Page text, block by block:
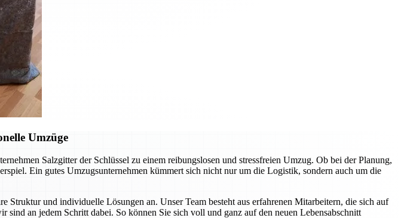
Umzüge
Salzgitter der Schlüssel zu einem reibungslosen und stressfreien Umzug. Ob bei der Planung,
Ein gutes Umzugsunternehmen kümmert sich nicht nur um die Logistik, sondern auch um die
und individuelle Lösungen an. Unser Team besteht aus erfahrenen Mitarbeitern, die sich auf
an jedem Schritt dabei. So können Sie sich voll und ganz auf den neuen Lebensabschnitt